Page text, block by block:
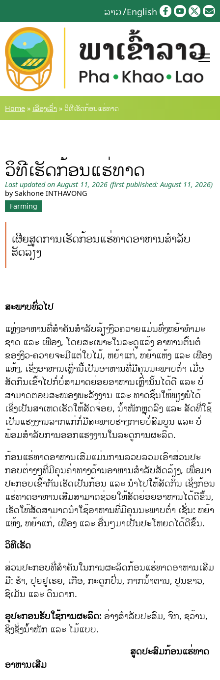
to
content
ລາວ English
Home » ເລື່ອງເລົ່າ » ວິທີເຮັດກ້ອນແຮ່ທາດ
ວິທີເຮັດກ້ອນແຮ່ທາດ
Last updated on August 11, 2026 (first published: August 11, 2026)
by Sakhone INTHAVONG
Farming
ເຜີຍສູດການເຮັດກ້ອນແຮ່ທາດອາຫານສຳລັບ
ສັດລ້ຽງ
ສະພາບທົ່ວໄປ
ແຫຼ່ງອາຫານທີ່ສໍາຄັນສໍາລັບລ້ຽງງົວຄວາຍແມ່ນທົ່ງຫຍ້າທໍາມະ
ຊາດ ແລະ ເຟືອງ, ໂດຍສະເພາະໃນລະດູແລ້ງ ອາຫານຕົ້ນຕໍ
ຂອງງົວ-ຄວາຍຈະມີແຕ່ໃບໄມ້, ຫຍ້າແກ່, ຫຍ້າແຫ້ງ ແລະ ເຟືອງ
ແຫ້ງ, ເຊິ່ງອາຫານເຫຼົ່ານີ້ເປັນອາຫານທີ່ມີຄຸນນະພາບຕໍ່າ ເມື່ອ
ສັດກິນເຂົ້າໄປກໍ່ບໍ່ສາມາດຍ່ອຍອາຫານເຫຼົ່ານັ້ນໄດ້ດີ ແລະ ບໍ່
ສາມາດຕອບສະໜອງພະລັງງານ ແລະ ທາດຊີ້ນໃຫ້ພຽງພໍໄດ້
ເຊິ່ງເປັນສາເຫດເຮັດໃຫ້ສັດຈ່ອຍ, ນ້ຳໜັກຫຼຸດລົງ ແລະ ສັດທີ່ໃຊ້
ເປັນແຮງງານລາກແກ່ກໍ່ມີສະພາບຮ່າງກາຍບໍ່ສົມບູນ ແລະ ບໍ່
ພ້ອມສໍາລັບການອອກແຮງງານໃນລະດູການຜະລິດ.
ກ້ອນແຮ່ທາດອາຫານເສີມແມ່ນການລວບລວມເອົາສ່ວນປະ
ກອບຕ່າງໆທີ່ມີຄຸນຄ່າທາງດ້ານອາຫານສໍາລັບສັດລ້ຽງ, ເພື່ອມາ
ປະກອບເຂົ້າກັນເຮັດເປັນກ້ອນ ແລະ ນໍາໄປໃຫ້ສັດກິນ ເຊິ່ງກ້ອນ
ແຮ່ທາດອາຫານເສີມສາມາດຊ່ວຍໃຫ້ສັດຍ່ອຍອາຫານໄດ້ດີຂຶ້ນ,
ເຮັດໃຫ້ສັດສາມາດນໍາໃຊ້ອາຫານທີ່ມີຄຸນນະພາບຕໍ່າ ເຊັ່ນ: ຫຍ້າ
ແຫ້ງ, ຫຍ້າແກ່, ເຟືອງ ແລະ ອື່ນໆມາເປັນປະໂຫຍດໄດ້ດີຂຶ້ນ.
ວິທີເຮັດ
ສ່ວນປະກອບທີ່ສໍາຄັນໃນການຜະລິດກ້ອນແຮ່ທາດອາຫານເສີມ
ມີ: ຮໍາ, ປຸຍຢູເຣຍ, ເກືອ, ກະດູກປົ່ນ, ກາກນ້ຳຕານ, ປູນຂາວ,
ຊີເມັນ ແລະ ດິນດາກ.
ອຸປະກອນຮັບໃຊ້ການຜະລິດ: ອ່າງສໍາລັບປະສົມ, ຈົກ, ຊວ້ານ,
ຊິງຊັ່ງນ້ຳໜັກ ແລະ ໄມ້ແບບ.
ສູດປະສົມກ້ອນແຮ່ທາດ
ອາຫານເສີມ